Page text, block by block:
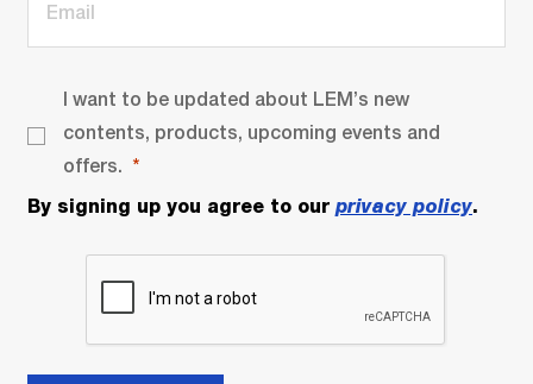
I want to be updated about LEM’s new
contents, products, upcoming events and
offers.
By signing up you agree to our privacy policy.